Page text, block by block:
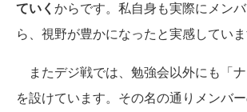
ていく からです。私自身も実際にメン
ら、視野が豊かになったと実感していま
またデジ戦では、勉強会以外にも「ナ
を設けています。その名の通りメンバ